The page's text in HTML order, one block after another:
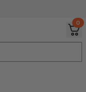
0